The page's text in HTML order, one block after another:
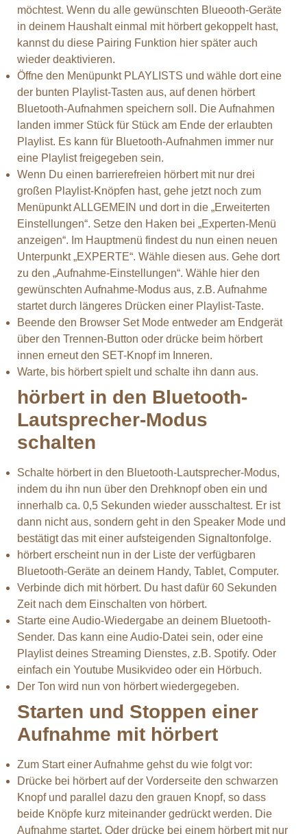
möchtest. Wenn du alle gewünschten Blueooth-Geräte
in deinem Haushalt einmal mit hörbert gekoppelt hast,
kannst du diese Pairing Funktion hier später auch
wieder deaktivieren.
Öffne den Menüpunkt PLAYLISTS und wähle dort eine
der bunten Playlist-Tasten aus, auf denen hörbert
Bluetooth-Aufnahmen speichern soll. Die Aufnahmen
landen immer Stück für Stück am Ende der erlaubten
Playlist. Es kann für Bluetooth-Aufnahmen immer nur
eine Playlist freigegeben sein.
Wenn Du einen barrierefreien hörbert mit nur drei
großen Playlist-Knöpfen hast, gehe jetzt noch zum
Menüpunkt ALLGEMEIN und dort in die „Erweiterten
Einstellungen“. Setze den Haken bei „Experten-Menü
anzeigen“. Im Hauptmenü findest du nun einen neuen
Unterpunkt „EXPERTE“. Wähle diesen aus. Gehe dort
zu den „Aufnahme-Einstellungen“. Wähle hier den
gewünschten Aufnahme-Modus aus, z.B. Aufnahme
startet durch längeres Drücken einer Playlist-Taste.
Beende den Browser Set Mode entweder am Endgerät
über den Trennen-Button oder drücke beim hörbert
innen erneut den SET-Knopf im Inneren.
Warte, bis hörbert spielt und schalte ihn dann aus.
hörbert in den Bluetooth-
Lautsprecher-Modus
schalten
Schalte hörbert in den Bluetooth-Lautsprecher-Modus,
indem du ihn nun über den Drehknopf oben ein und
innerhalb ca. 0,5 Sekunden wieder ausschaltest. Er ist
dann nicht aus, sondern geht in den Speaker Mode und
bestätigt das mit einer aufsteigenden Signaltonfolge.
hörbert erscheint nun in der Liste der verfügbaren
Bluetooth-Geräte an deinem Handy, Tablet, Computer.
Verbinde dich mit hörbert. Du hast dafür 60 Sekunden
Zeit nach dem Einschalten von hörbert.
Starte eine Audio-Wiedergabe an deinem Bluetooth-
Sender. Das kann eine Audio-Datei sein, oder eine
Playlist deines Streaming Dienstes, z.B. Spotify. Oder
einfach ein Youtube Musikvideo oder ein Hörbuch.
Der Ton wird nun von hörbert wiedergegeben.
Starten und Stoppen einer
Aufnahme mit hörbert
Zum Start einer Aufnahme gehst du wie folgt vor:
Drücke bei hörbert auf der Vorderseite den schwarzen
Knopf und parallel dazu den grauen Knopf, so dass
beide Knöpfe kurz miteinander gedrückt werden. Die
Aufnahme startet. Oder drücke bei einem hörbert mit nur